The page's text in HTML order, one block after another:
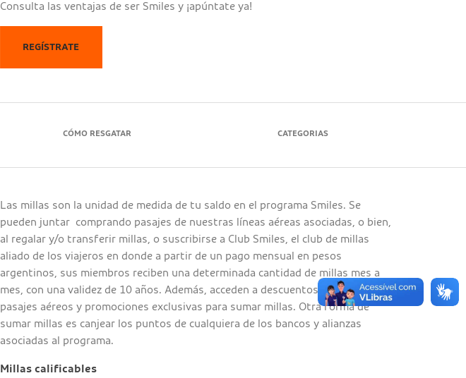
Consulta las ventajas de ser Smiles y ¡apúntate ya!
REGÍSTRATE
CÓMO RESGATAR CATEGORIAS
Las millas son la unidad de medida de tu saldo en el programa Smiles. Se
pueden juntar comprando pasajes de nuestras líneas aéreas asociadas, o bien,
al regalar y/o transferir millas, o suscribirse a Club Smiles, el club de millas
aliado de los viajeros en donde a partir de un pago mensual en pesos
argentinos, sus miembros reciben una determinada cantidad de millas mes a
mes, con una validez de 10 años. Además, acceden a descuentos especiales en
pasajes aéreos y promociones exclusivas para sumar millas. Otra forma de
sumar millas es canjear los puntos de cualquiera de los bancos y alianzas
asociadas al programa.
Millas calificables